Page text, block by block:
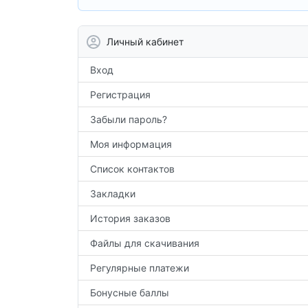
Личный кабинет
Вход
Регистрация
Забыли пароль?
Моя информация
Список контактов
Закладки
История заказов
Файлы для скачивания
Регулярные платежи
Бонусные баллы